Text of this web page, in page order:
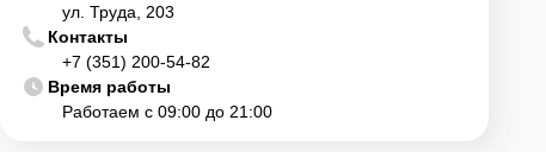
ул. Труда, 203
Контакты
+7 (351) 200-54-82
Время работы
Работаем с 09:00 до 21:00